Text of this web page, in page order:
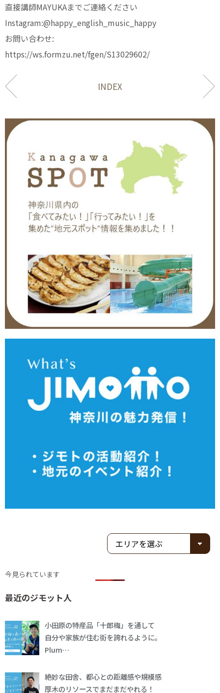
直接講師MAYUKAまでご連絡ください
Instagram:@happy_english_music_happy
お問い合わせ:
https://ws.formzu.net/fgen/S13029602/
INDEX
今見られています
最近のジモット人
小田原の特産品「十郎梅」を通して
自分や家族が住む街を誇れるように。
Plum…
絶妙な田舎、都心との距離感や規模感
厚木のリソースでまだまだやれる！